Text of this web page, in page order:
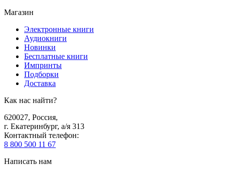
Магазин
Электронные книги
Аудиокниги
Новинки
Бесплатные книги
Импринты
Подборки
Доставка
Как нас найти?
620027, Россия,
г. Екатеринбург, а/я 313
Контактный телефон:
8 800 500 11 67
Написать нам